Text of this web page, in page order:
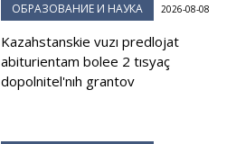
ОБРАЗОВАНИЕ И НАУКА 2026-08-08
Kazahstanskie vuzı predlojat
abiturientam bolee 2 tısyaç
dopolnitel'nıh grantov